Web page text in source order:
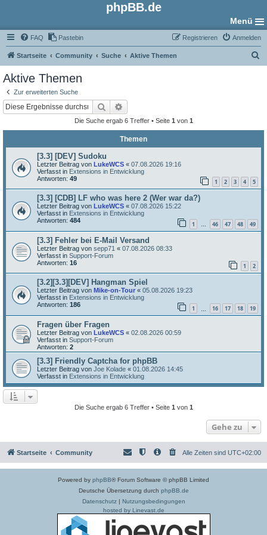
phpBB.de
Menü
FAQ Pastebin Anmelden
Registrieren
Startseite Community Suche Aktive Themen
Aktive Themen
Zur erweiterten Suche
Suche
Die Suche ergab 6 Treffer • Seite 1 von 1
Themen
[3.3] [DEV] Sudoku
Letzter Beitrag von LukeWCS « 07.08.2026 19:16
Verfasst in Extensions in Entwicklung
Antworten: 49 1 2 3 4 5
[3.3] [CDB] LF who was here 2 (Wer war da?)
Letzter Beitrag von LukeWCS « 07.08.2026 15:22
Verfasst in Extensions in Entwicklung
Antworten: 484 1 … 46 47 48 49
[3.3] Fehler bei E-Mail Versand
Letzter Beitrag von sepp71 « 07.08.2026 08:33
Verfasst in Support-Forum
Antworten: 16 1 2
[3.2][3.3][DEV] Hangman Spiel
Letzter Beitrag von Mike-on-Tour « 05.08.2026 19:23
Verfasst in Extensions in Entwicklung
Antworten: 186 1 16 17 18 19
Fragen über Fragen
Letzter Beitrag von LukeWCS « 02.08.2026 00:59
Verfasst in Support-Forum
Antworten: 2
[3.3] Friendly Captcha for phpBB
Letzter Beitrag von Joe Kolade « 01.08.2026 14:45
Verfasst in Extensions in Entwicklung
Die Suche ergab 6 Treffer • Seite 1 von 1
Gehe zu
Startseite Community Alle Zeiten sind UTC+02:00
Powered by phpBB® Forum Software © phpBB Limited
Deutsche Übersetzung durch phpBB.de
Datenschutz| Nutzungsbedingungen
hosted by Linevast.de